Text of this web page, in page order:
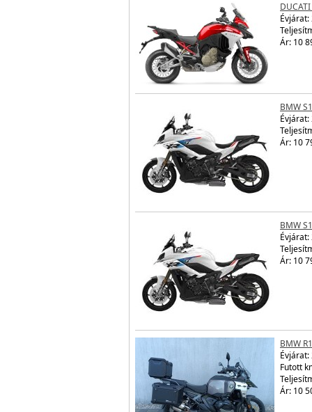
Évjárat:
Ár: 10
BMW
Évjárat:
Ár: 10
BMW
Évjárat:
Ár: 10
BMW
Évjárat:
Futott
Ár: 10